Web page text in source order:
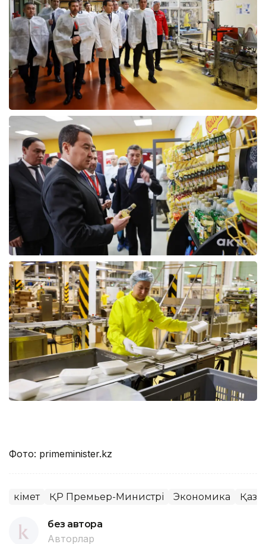
Фото: primeminister.kz
Үкімет ҚР Премьер-Министрі Экономика
без автора
Авторлар